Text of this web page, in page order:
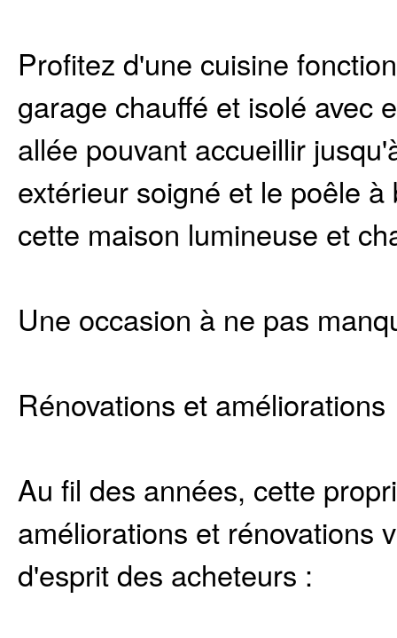
Profitez d'une cuisine
garage chauffé et isolé avec
allée pouvant accueillir
extérieur soigné et le poêle
cette maison lumineuse et
Une occasion à ne pas
Rénovations et améliorations
Au fil des années, cette
améliorations et rénovations
d'esprit des acheteurs :